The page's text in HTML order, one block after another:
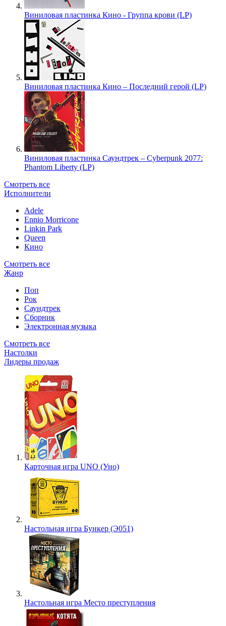
Виниловая пластинка Кино - Группа крови (LP)
Виниловая пластинка Кино – Последний герой (LP)
Виниловая пластинка Саундтрек – Cyberpunk 2077:
Phantom Liberty (LP)
Смотреть все
Исполнители
Adele
Ennio Morricone
Linkin Park
Queen
Кино
Смотреть все
Жанр
Поп
Рок
Саундтрек
Сборник
Электронная музыка
Смотреть все
Настолки
Лидеры продаж
Карточная игра UNO (Уно)
Настольная игра Бункер (Э051)
Настольная игра Место преступления